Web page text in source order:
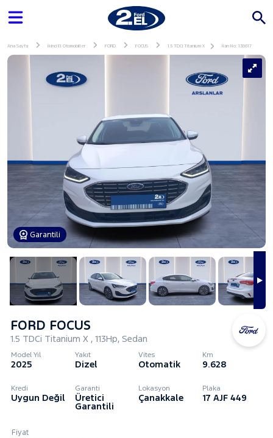
Ana Sayfa İkinci El Otomobiller FORD FOCUS 1.5 TDCi Titanium X İlan No: 136617
Garantili
FORD FOCUS
1.5 TDCi Titanium X , 113Hp, Sedan
Model Yıl
2025
Yakıt
Dizel
Vites
Otomatik
Km
9.628
Kredi
Uygun Değil
Garanti
Üretici
Garantili
Lokasyon
Çanakkale
Plaka
17 AJF 449
Fiyat